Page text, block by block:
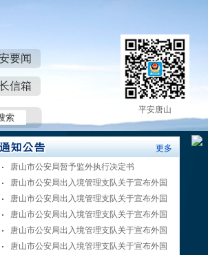
要闻
信箱
平安唐山
更多
唐山市公安局暂予监外执行决定书
唐山市公安局出入境管理支队关于宣布外国
唐山市公安局出入境管理支队关于宣布外国
唐山市公安局出入境管理支队关于宣布外国
唐山市公安局出入境管理支队关于宣布外国
唐山市公安局出入境管理支队关于宣布外国